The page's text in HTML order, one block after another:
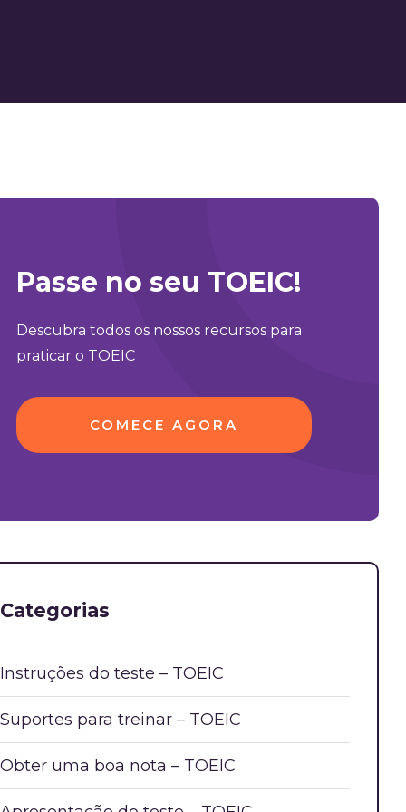
Passe no seu TOEIC!
Descubra todos os nossos recursos para
praticar o TOEIC
COMECE AGORA
Categorias
Instruções do teste – TOEIC
Suportes para treinar – TOEIC
Obter uma boa nota – TOEIC